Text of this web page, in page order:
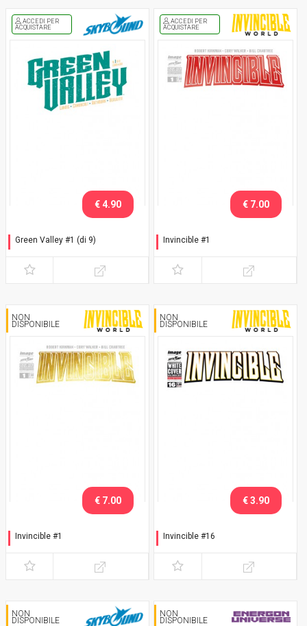
ACCEDI PER
ACQUISTARE
Green Valley #1 (di 9)
€ 4.90
ACCEDI PER
ACQUISTARE
Invincible #1
Rosso
€ 7.00
NON
DISPONIBILE
Invincible #1
Oro
€ 7.00
NON
DISPONIBILE
Invincible #16
€ 3.90
NON
DISPONIBILE
NON
DISPONIBILE